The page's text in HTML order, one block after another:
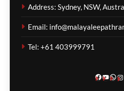
Address: Sydney, NSW,
Email:
Tel: +61 403999791
Facebook